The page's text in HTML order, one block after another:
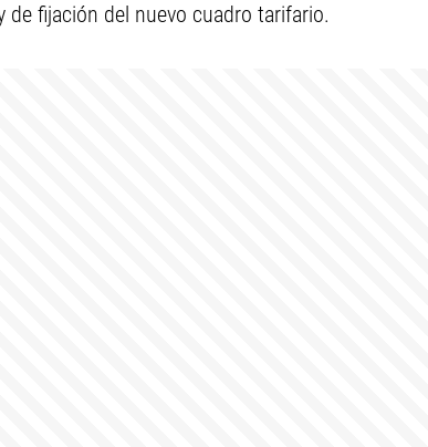
fijación del nuevo cuadro tarifario.